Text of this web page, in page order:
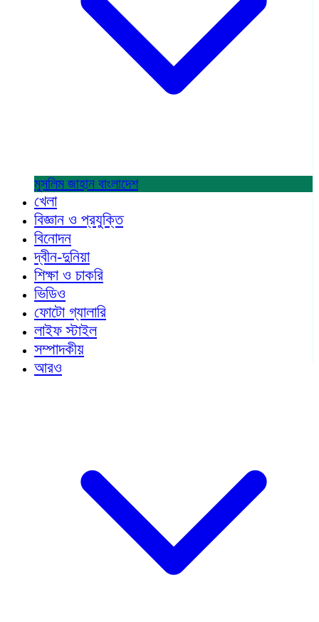
মুসলিম জাহান বাংলাদেশ
খেলা
বিজ্ঞান ও প্রযুক্তি
বিনোদন
দ্বীন-দুনিয়া
শিক্ষা ও চাকরি
ভিডিও
ফোটো গ্যালারি
লাইফ স্টাইল
সম্পাদকীয়
আরও